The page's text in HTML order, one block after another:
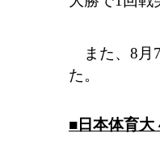
また、8月
た。
■日本体育大